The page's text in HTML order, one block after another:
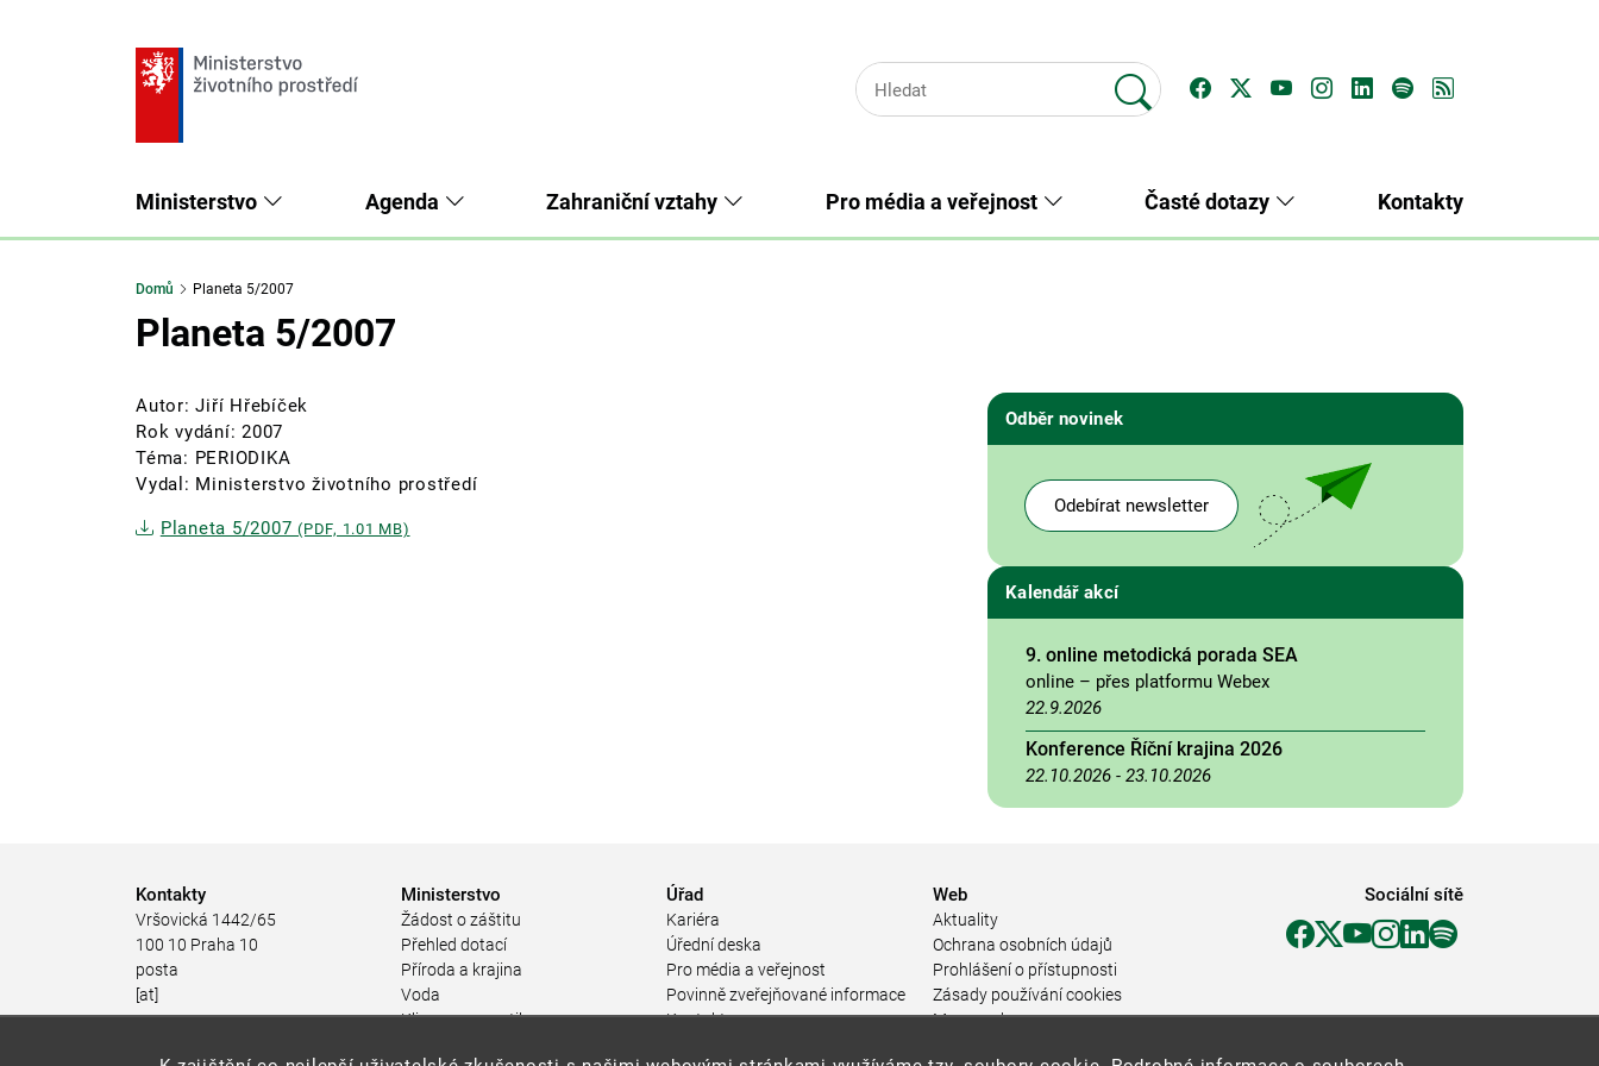
Ministerstvo Agenda Zahraniční vztahy Pro média a veřejnost Časté dotazy Kontakty
Domů Planeta 5/2007
Planeta 5/2007
Autor: Jiří Hřebíček
Rok vydání: 2007
Téma: PERIODIKA
Vydal: Ministerstvo životního prostředí
Planeta 5/2007 (PDF, 1.01 MB)
Odběr novinek
Odebírat newsletter
Kalendář akcí
9. online metodická porada SEA
online – přes platformu Webex
22.9.2026
Konference Říční krajina 2026
22.10.2026 - 23.10.2026
Kontakty
Vršovická 1442/65
100 10 Praha 10
posta
[at]
mzp.gov.cz
Ministerstvo
Žádost o záštitu
Přehled dotací
Příroda a krajina
Voda
Klima a energetika
Úřad
Kariéra
Úřední deska
Pro média a veřejnost
Povinně zveřejňované informace
Kontakty
Web
Aktuality
Ochrana osobních údajů
Prohlášení o přístupnosti
Zásady používání cookies
Mapa webu
Sociální sítě